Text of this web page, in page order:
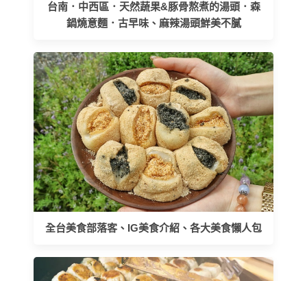
台南．中西區．天然蔬果&豚骨熬煮的湯頭．森
鍋燒意麵．古早味、麻辣湯頭鮮美不膩
全台美食部落客、IG美食介紹、各大美食懶人包